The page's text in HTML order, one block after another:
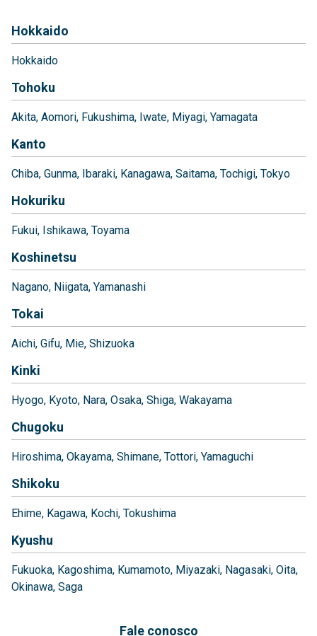
Hokkaido
Hokkaido
Tohoku
Akita Aomori Fukushima Iwate Miyagi Yamagata
Kanto
Chiba Gunma Ibaraki Kanagawa Saitama Tochigi Tokyo
Hokuriku
Fukui Ishikawa Toyama
Koshinetsu
Nagano Niigata Yamanashi
Tokai
Aichi Gifu Mie Shizuoka
Kinki
Hyogo Kyoto Nara Osaka Shiga Wakayama
Chugoku
Hiroshima Okayama Shimane Tottori Yamaguchi
Shikoku
Ehime Kagawa Kochi Tokushima
Kyushu
Fukuoka Kagoshima Kumamoto Miyazaki Nagasaki Oita
Okinawa Saga
Fale conosco